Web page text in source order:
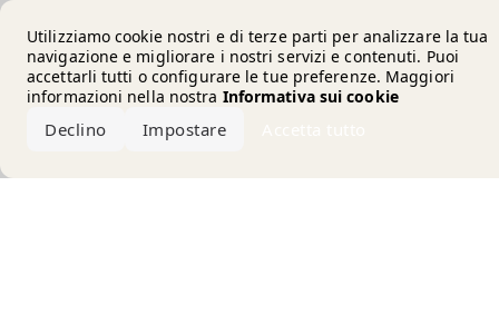
Utilizziamo cookie nostri e di terze parti per analizzare la tua
navigazione e migliorare i nostri servizi e contenuti. Puoi
accettarli tutti o configurare le tue preferenze. Maggiori
informazioni nella nostra Informativa sui cookie
Declino Impostare
Error loading the brand